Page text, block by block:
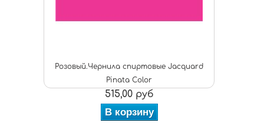
Розовый.Чернила спиртовые Jacquard
Pinata Color
515,00 руб
В корзину